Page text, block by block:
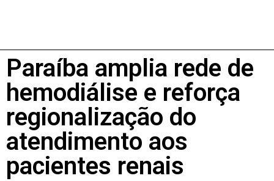
Paraíba amplia rede de
hemodiálise e reforça
regionalização do
atendimento aos
pacientes renais